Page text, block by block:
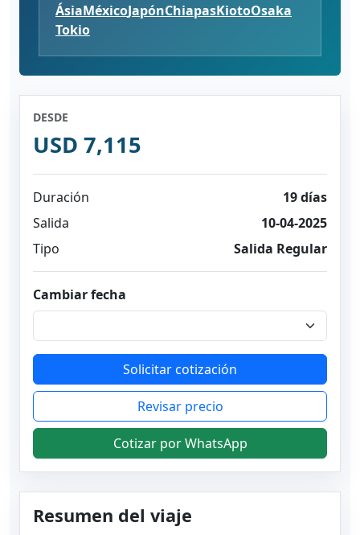
ÁsiaMéxicoJapónChiapasKiotoOsaka
Tokio
Resumen del viaje
DESDE
USD 7,115
Duración
19 días
Salida
10-04-2025
Tipo
Salida Regular
Cambiar fecha
Solicitar cotización
Revisar precio
Cotizar por WhatsApp